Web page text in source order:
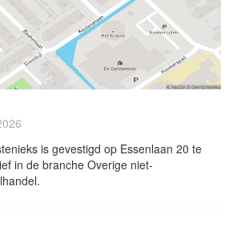
is gevestigd op Essenlaan 20 te
in de branche Overige niet-